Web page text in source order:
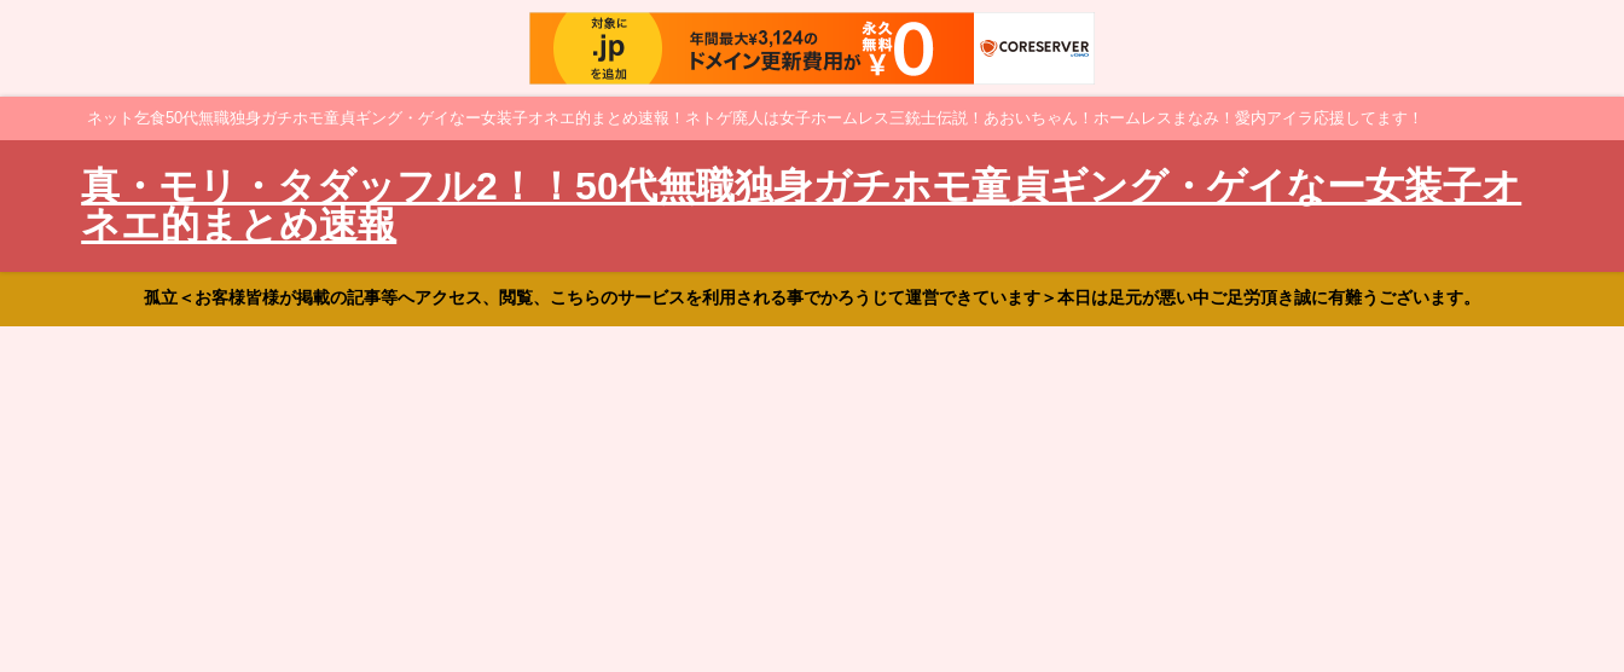
ネット乞食50代無職独身ガチホモ童貞ギング・ゲイなー女装子オネエ的まとめ速報！ネトゲ廃人は女子ホームレス三銃士伝説！あおいちゃん！ホームレスまなみ！愛内アイラ応援してます！
真・モリ・タダッフル2！！50代無職独身ガチホモ童貞ギング・ゲイなー女装子オ
ネエ的まとめ速報
孤立＜お客様皆様が掲載の記事等へアクセス、閲覧、こちらのサービスを利用される事でかろうじて運営できています＞本日は足元が悪い中ご足労頂き誠に有難うございます。